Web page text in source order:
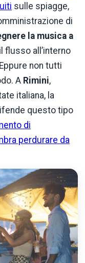
sulle spiagge,
di
la musica a
flusso all’interno
non tutti
A Rimini,
italiana, la
questo tipo
di
perdurare da